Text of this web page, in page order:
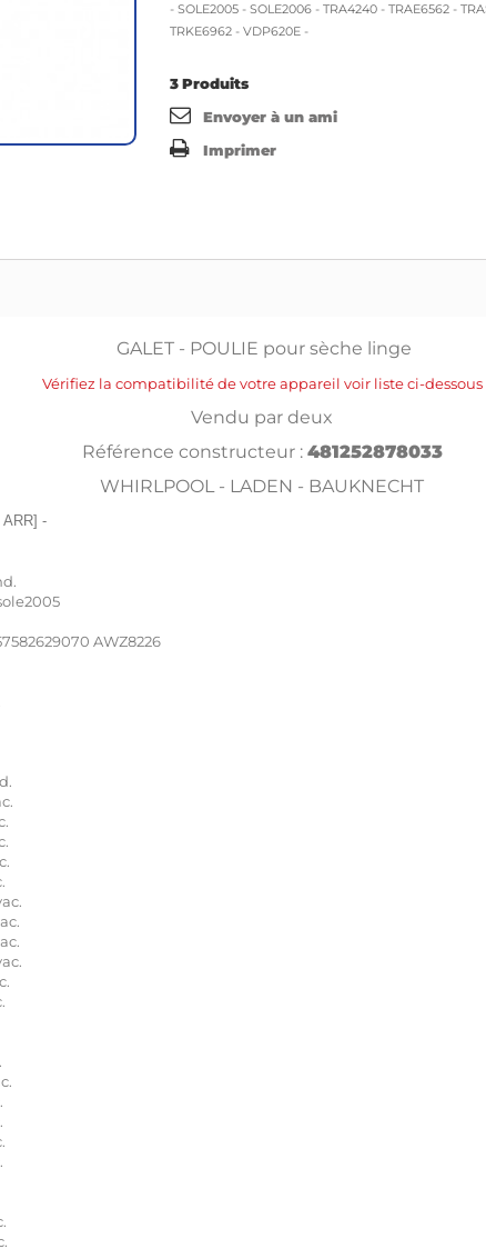
- SOLE2005 - SOLE2006 - TRA4240 - TRAE6562 -
TRKE6962 - VDP620E -
3Produits
Envoyer à un ami
Imprimer
GALET - POULIE pour sèche linge
Vérifiez la compatibilité de votre appareil voir liste ci-dessous
Vendu par deux
Référence constructeur : 481252878033
WHIRLPOOL - LADEN - BAUKNECHT
ARR] -
AWZ8226